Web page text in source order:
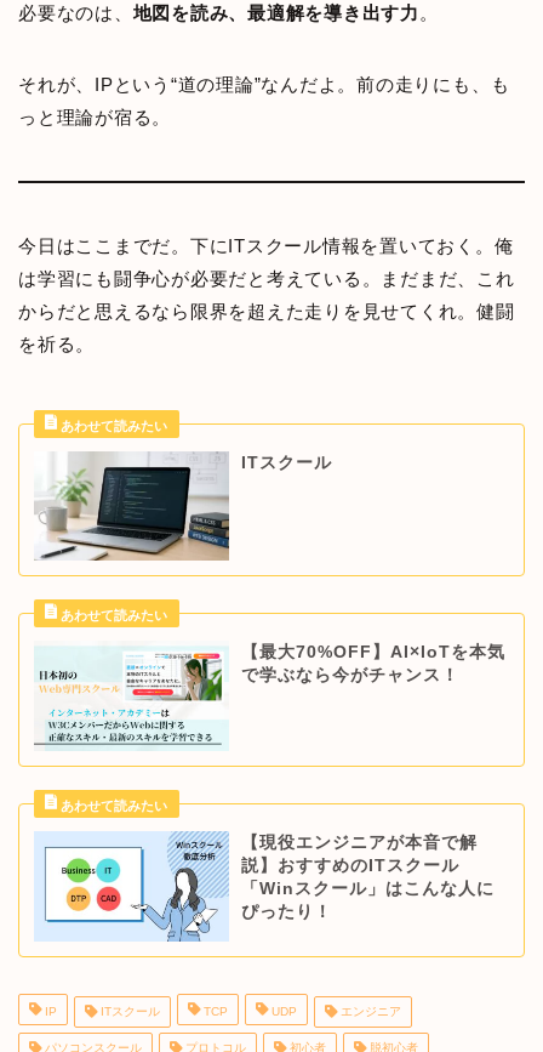
必要なのは、 地図を読み、最適解を導き出す力 。
それが、IPという“道の理論”なんだよ。前の走りにも、も
っと理論が宿る。
今日はここまでだ。下にITスクール情報を置いておく。俺
は学習にも闘争心が必要だと考えている。まだまだ、これ
からだと思えるなら限界を超えた走りを見せてくれ。健闘
を祈る。
ITスクール
【最大70%OFF】AI×IoTを本気
で学ぶなら今がチャンス！
【現役エンジニアが本音で解
説】おすすめのITスクール
「Winスクール」はこんな人に
ぴったり！
IP ITスクール TCP UDP エンジニア
パソコンスクール プロトコル 初心者 脱初心者